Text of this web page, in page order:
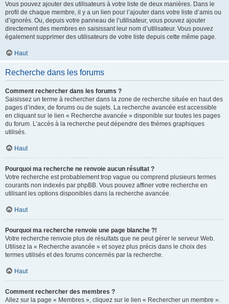
Vous pouvez ajouter des utilisateurs à votre liste de deux manières. Dans le
profil de chaque membre, il y a un lien pour l’ajouter dans votre liste d’amis ou
d’ignorés. Ou, depuis votre panneau de l’utilisateur, vous pouvez ajouter
directement des membres en saisissant leur nom d’utilisateur. Vous pouvez
également supprimer des utilisateurs de votre liste depuis cette même page.
Haut
Recherche dans les forums
Comment rechercher dans les forums ?
Saisissez un terme à rechercher dans la zone de recherche située en haut des
pages d’index, de forums ou de sujets. La recherche avancée est accessible
en cliquant sur le lien « Recherche avancée » disponible sur toutes les pages
du forum. L’accès à la recherche peut dépendre des thèmes graphiques
utilisés.
Haut
Pourquoi ma recherche ne renvoie aucun résultat ?
Votre recherche est probablement trop vague ou comprend plusieurs termes
courants non indexés par phpBB. Vous pouvez affiner votre recherche en
utilisant les options disponibles dans la recherche avancée.
Haut
Pourquoi ma recherche renvoie une page blanche ?!
Votre recherche renvoie plus de résultats que ne peut gérer le serveur Web.
Utilisez la « Recherche avancée » et soyez plus précis dans le choix des
termes utilisés et des forums concernés par la recherche.
Haut
Comment rechercher des membres ?
Allez sur la page « Membres », cliquez sur le lien « Rechercher un membre ».